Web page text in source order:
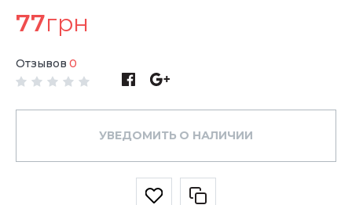
77грн
Отзывов 0
УВЕДОМИТЬ О НАЛИЧИИ